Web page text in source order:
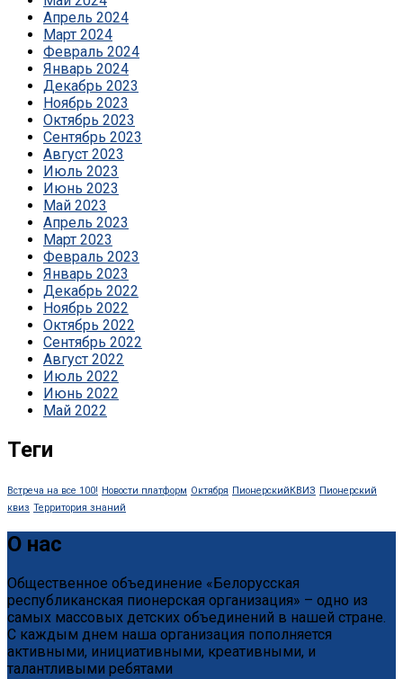
Апрель 2024
Март 2024
Февраль 2024
Январь 2024
Декабрь 2023
Ноябрь 2023
Октябрь 2023
Сентябрь 2023
Август 2023
Июль 2023
Июнь 2023
Май 2023
Апрель 2023
Март 2023
Февраль 2023
Январь 2023
Декабрь 2022
Ноябрь 2022
Октябрь 2022
Сентябрь 2022
Август 2022
Июль 2022
Июнь 2022
Май 2022
Теги
Встреча на все 100! Новости платформ Октября ПионерскийКВИЗ Пионерский
квиз Территория знаний
О нас
Общественное объединение «Белорусская
республиканская пионерская организация» – одно из
самых массовых детских объединений в нашей стране.
С каждым днем наша организация пополняется
активными, инициативными, креативными, и
талантливыми ребятами